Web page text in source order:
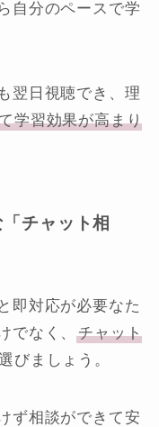
自分のペースで学
翌日視聴でき、理
学習効果が高まり
チャット相
即対応が必要なた
でなく、チャット
びましょう。
ず相談ができて安